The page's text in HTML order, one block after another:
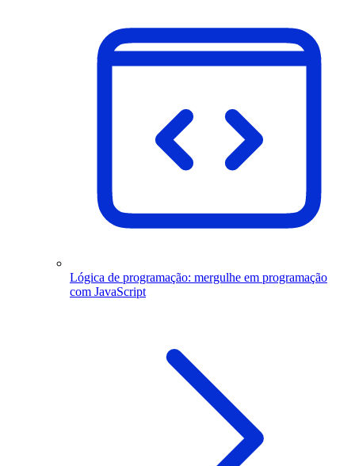
Lógica de programação: mergulhe em programação
com JavaScript